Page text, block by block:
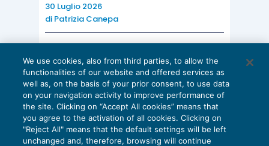
30 Luglio 2026
di Patrizia Canepa
EU AI Act e studi professionali: le
scadenze concrete
27 Luglio 2026
di Diego BarberieStefano Dovier
We use cookies, also from third parties, to allow the
functionalities of our website and offered services as
well as, on the basis of your prior consent, to use data
on your navigation activity to improve performance of
the site. Clicking on “Accept All cookies” means that
you agree to the activation of all cookies. Clicking on
"Reject All" means that the default settings will be left
unchanged and, therefore, browsing will continue